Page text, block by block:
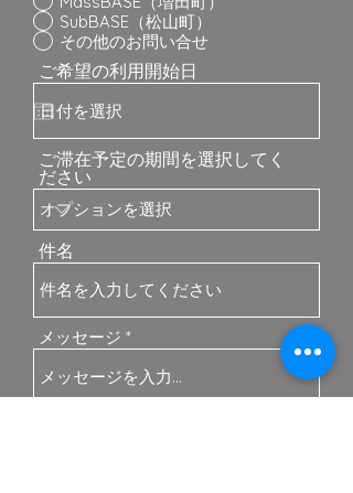
SubBASE（松山町）
その他のお問い合せ
ご希望の利用開始日
ご滞在予定の期間を選択してく
ださい
件名
メッセージ